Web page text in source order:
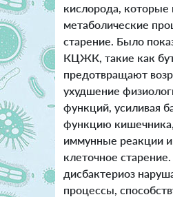
кислорода, которые
метаболические
старение. Было
КЦЖК, такие как
предотвращают
ухудшение
функций, усиливая
функцию
иммунные реакции и
клеточное
дисбактериоз
процессы,